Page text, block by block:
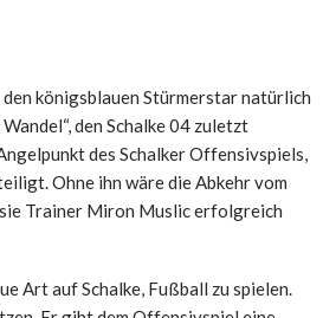
königsblauen Stürmerstar natürlich
den Schalke 04 zuletzt
des Schalker Offensivspiels,
Ohne ihn wäre die Abkehr vom
Trainer Miron Muslic erfolgreich
Art auf Schalke, Fußball zu spielen.